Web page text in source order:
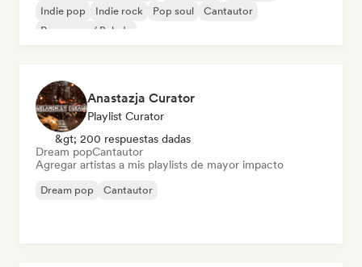
Indie pop
Indie rock Pop soul
Cantautor
Pop suave / Balada
Anastazja Curator
Playlist Curator
&gt; 200 respuestas dadas
Dream popCantautor
Agregar artistas a mis playlists de mayor impacto
Dream pop Cantautor